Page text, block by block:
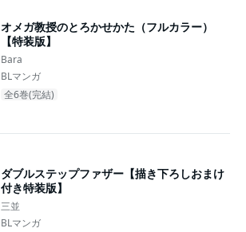
オメガ教授のとろかせかた（フルカラー）
【特装版】
Bara
BLマンガ
全6巻(完結)
ダブルステップファザー【描き下ろしおまけ
付き特装版】
三並
BLマンガ